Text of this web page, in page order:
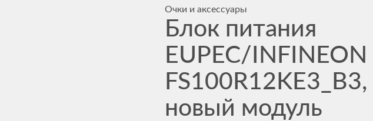
Очки и аксессуары
Блок питания
EUPEC/INFINEON
FS100R12KE3_B3,
новый модуль